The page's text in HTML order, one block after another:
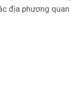
địa phương quan